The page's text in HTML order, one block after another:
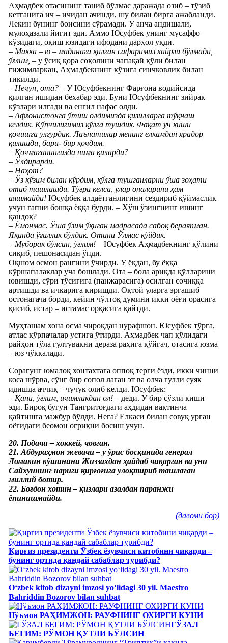
Аҳмадбек отасининг таниб бўлмас даражада озиб – тўзиб
кетганига ич – ичидан ачинди, шу билан бирга ажабланди.
Лекин бунинг боисини сўрамади. У анча андишали,
мулоҳазали йигит эди. Аммо Юсуфбек унинг мусаффо
кўзидаги, оқиш юзидаги ифодани дарҳол уқди.
– Макка – ю – мадинага қилган сафаримиз хайрли бўлмади,
ўғлим, – у ўсиқ қора соқолини чапақай қўли билан
ғижимларкан, Аҳмадбекнинг кўзига синчковлик билан
тикилди.
– Нечун, ота?– У Юсуфбекнинг Фарғона водийсида
қилган ишидан бехабар эди. Буни Юсуфбекнинг зийрак
кўзлари илғади ва енгил нафас олди.
– Афғонистонга ўтиш олдимизда қизилларга тўқнаш
келдик. Кўпчилигимиз қўлга тушдик. Фақат уч киши
қочишга улгурдик. Лаънатилар менинг елкамдан ярадор
қилишди, бари- бир қочдим.
– Қочмаганингизда нима қиларди?
– Ўлдирарди.
– Наҳот?
– Ўз кўзим билан кўрдим, қўлга тушганларни ўша зоҳати
отиб ташлашди. Тўғри келса, улар оналарини ҳам
аяшмайди!Юсуфбек алдаётганлигини сездириб қўймаслик
учун гапни бошқа ёққа бурди. – Хўш ўзингнинг ишинг
қандоқ?
– Ёмонмас. Ўша ўзим ўқиган мадрасада сабоқ бераяпман.
Яқинда ўғиллик бўлдик. Отини Ўлмас қўйдик.
– Муборак бўлсин, ўғлим!– Юсуфбек Аҳмадбекнинг қўлини
сиқиб, пешонасидан ўпди.
Оқшом осмон рангини ўчирди. У ёқдан, бу ёққа
кўршапалаклар уча бошлади. Ота – бола ариқда қўлларини
ювишди, сўри тўсиғига (панжарасига) осилган сочиққа
артишди ва ичкарига киришди. Оқтой уларга эргашиб
остонагача борди, кейин чўлтоқ думини икки оёғи орасига
қисиб, истар – истамас орқасига қайтди.
Муҳташам хона осма чироқдан нурафшон. Юсуфбек тўрга,
атлас кўрпачалар устига ўтирди. Аҳмадбек чап қўлидаги
райҳон тўла гултувакни дераза раҳига қўйгач, отасига юзма
– юз чўккалади.
Сорагунг юмалоқ хонтахтага оппоқ терги ёзди, икки чинни
коса шўрва, сўнг бир сопол лаган эт ва олча гулли суяк
идишда аччиқ – чучук олиб келди. Юсуфбек:
– Қани, ўғлим, ичимликдан ол!– деди. У бир сўзли киши
эди. Бироқ бугун Тангритоғдаги аҳдидан вақтинча
қайтишга мажбур бўлди. Нега? Елкаси билан совуқ урган
оёғидаги беомон оғриқни босиш учун.
20. Подачи – хоккей, човган.
21. Абдураҳмон жевачи – у ўрис босқинида генерал
Ломакин кўшинини Жиззахдан ҳайдаб чиқарган ва уни
Сайхуннинг нариги қирғоғига улоқтириб ташлаган
миллий ботир.
22. Боғдон хотин – қизлари азалдан паранжи
ёпинишмайди.
(давоми бор)
Қирғиз президенти Ўзбек ёзувчиси китобини чиқарди –
бунинг ортида қандай сабаблар турибди?
Oʻzbek kitob dizayni imzosi yoʻlidagi 30 yil. Maestro
Bahriddin Bozorov bilan suhbat
Нўъмон РАҲИМЖОН: РАУФНИНГ ОХИРГИ КУНИ
ГЎЗАЛ
БЕГИМ: РЎМОН ҚУТЛИ БЎЛСИН